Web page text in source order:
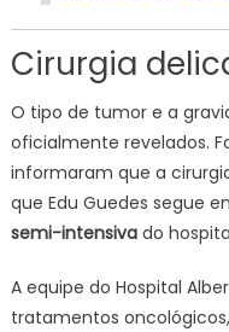
Cirurgia
O tipo de tumor e a
oficialmente revelados.
informaram que a
que Edu Guedes segue
semi-intensivado
A equipe do Hospital
tratamentos